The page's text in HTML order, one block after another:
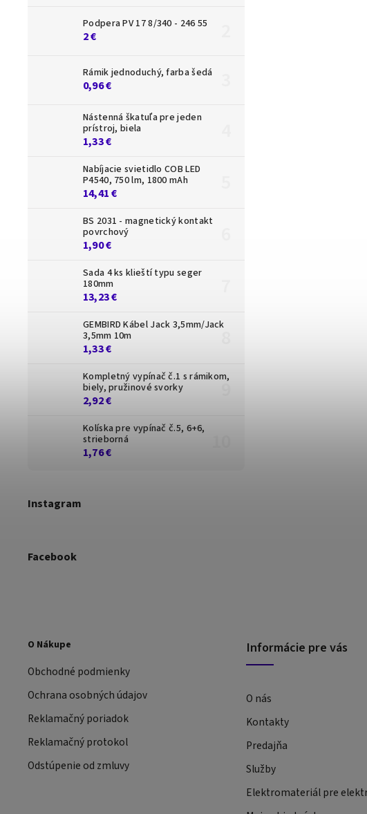
Podpera PV 17 8/340 - 246 55
2 €
Rámik jednoduchý, farba šedá
0,96 €
Nástenná škatuľa pre jeden
prístroj, biela
1,33 €
Nabíjacie svietidlo COB LED
P4540, 750 lm, 1800 mAh
14,41 €
BS 2031 - magnetický kontakt
povrchový
1,90 €
Sada 4 ks klieští typu seger
180mm
13,23 €
GEMBIRD Kábel Jack 3,5mm/Jack
3,5mm 10m
1,33 €
Kompletný vypínač č.1 s rámikom,
biely, pružinové svorky
2,92 €
Kolíska pre vypínač č.5, 6+6,
strieborná
1,76 €
Instagram
Facebook
O Nákupe
Obchodné podmienky
Ochrana osobných údajov
Reklamačný poriadok
Reklamačný protokol
Odstúpenie od zmluvy
Informácie pre vás
O nás
Kontakty
Predajňa
Služby
Elektromateriál pre